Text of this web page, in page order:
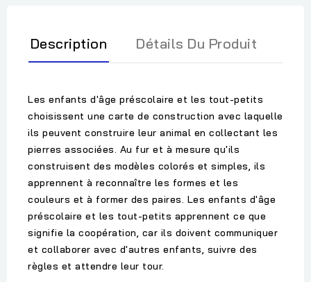
Description Détails Du Produit
Les enfants d'âge préscolaire et les tout-petits
choisissent une carte de construction avec laquelle
ils peuvent construire leur animal en collectant les
pierres associées. Au fur et à mesure qu'ils
construisent des modèles colorés et simples, ils
apprennent à reconnaître les formes et les
couleurs et à former des paires. Les enfants d'âge
préscolaire et les tout-petits apprennent ce que
signifie la coopération, car ils doivent communiquer
et collaborer avec d'autres enfants, suivre des
règles et attendre leur tour.